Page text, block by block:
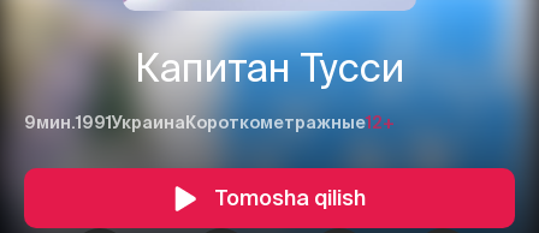
Капитан Тусси
9мин.1991Украина Короткометражные12+
Tomosha qilish